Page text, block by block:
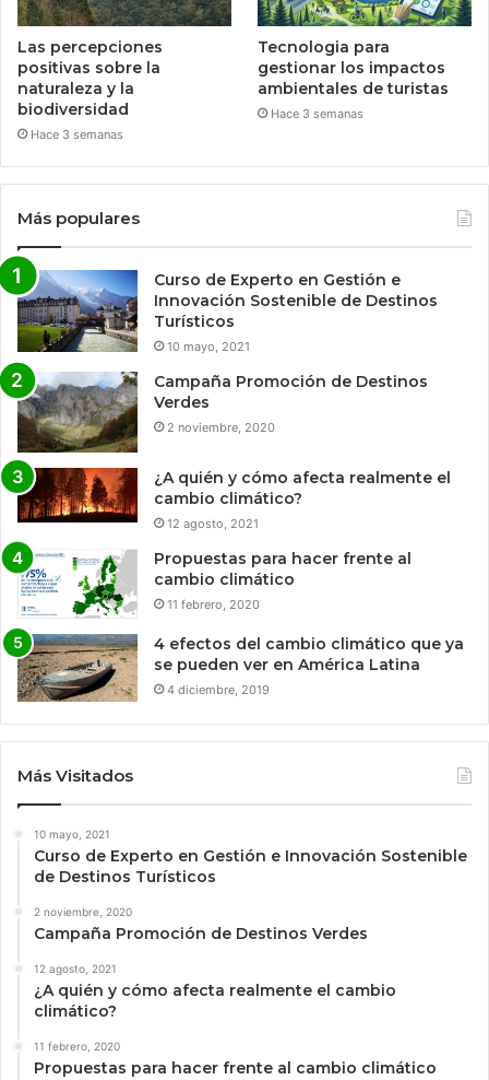
Las percepciones
positivas sobre la
naturaleza y la
biodiversidad
Hace 3 semanas
Tecnologia para
gestionar los impactos
ambientales de turistas
Hace 3 semanas
Más populares
Curso de Experto en Gestión e
Innovación Sostenible de Destinos
Turísticos
10 mayo, 2021
Campaña Promoción de Destinos
Verdes
2 noviembre, 2020
¿A quién y cómo afecta realmente el
cambio climático?
12 agosto, 2021
Propuestas para hacer frente al
cambio climático
11 febrero, 2020
4 efectos del cambio climático que ya
se pueden ver en América Latina
4 diciembre, 2019
Más Visitados
10 mayo, 2021
Curso de Experto en Gestión e Innovación Sostenible
de Destinos Turísticos
2 noviembre, 2020
Campaña Promoción de Destinos Verdes
12 agosto, 2021
¿A quién y cómo afecta realmente el cambio
climático?
11 febrero, 2020
Propuestas para hacer frente al cambio climático